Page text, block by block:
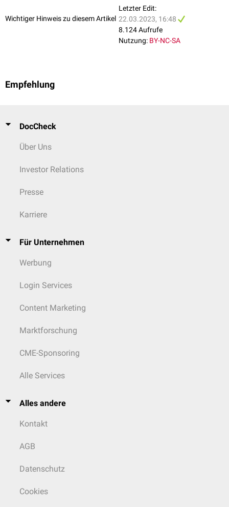
Wichtiger Hinweis zu diesem Artikel
Letzter Edit:
22.03.2023, 16:48
8.124 Aufrufe
Nutzung: BY-NC-SA
Empfehlung
DocCheck
Über Uns
Investor Relations
Presse
Karriere
Für Unternehmen
Werbung
Login Services
Content Marketing
Marktforschung
CME-Sponsoring
Alle Services
Alles andere
Kontakt
AGB
Datenschutz
Cookies